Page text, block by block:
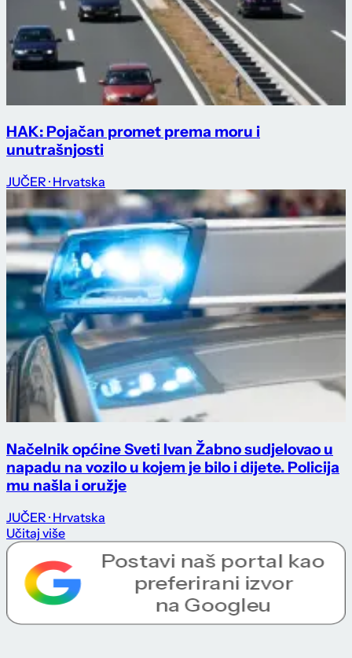
HAK: Pojačan promet prema moru i
unutrašnjosti
JUČER · Hrvatska
Načelnik općine Sveti Ivan Žabno sudjelovao u
napadu na vozilo u kojem je bilo i dijete. Policija
mu našla i oružje
JUČER · Hrvatska
Učitaj više